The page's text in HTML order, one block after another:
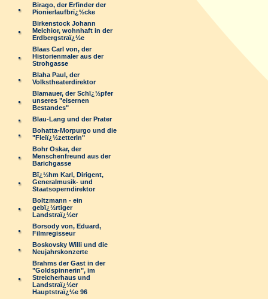
Birago, der Erfinder der
Pionierlaufbrï¿½cke
Birkenstock Johann
Melchior, wohnhaft in der
Erdbergstraï¿½e
Blaas Carl von, der
Historienmaler aus der
Strohgasse
Blaha Paul, der
Volkstheaterdirektor
Blamauer, der Schï¿½pfer
unseres "eisernen
Bestandes"
Blau-Lang und der Prater
Bohatta-Morpurgo und die
"Fleiï¿½zetterln"
Bohr Oskar, der
Menschenfreund aus der
Barichgasse
Bï¿½hm Karl, Dirigent,
Generalmusik- und
Staatsoperndirektor
Boltzmann - ein
gebï¿½rtiger
Landstraï¿½er
Borsody von, Eduard,
Filmregisseur
Boskovsky Willi und die
Neujahrskonzerte
Brahms der Gast in der
"Goldspinnerin", im
Streicherhaus und
Landstraï¿½er
Hauptstraï¿½e 96